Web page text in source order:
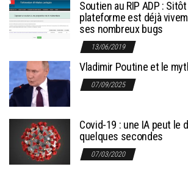
Soutien au RIP ADP :
plateforme est déjà
ses nombreux bugs
13/06/2019
Vladimir Poutine et le
07/09/2025
Covid-19 : une IA peut le
quelques secondes
07/03/2020